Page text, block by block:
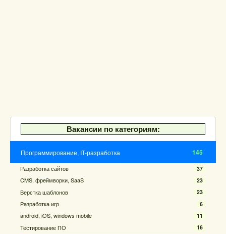
Вакансии по категориям:
Программирование, IT-разработка 145
Разработка сайтов 37
CMS, фреймворки, SaaS 23
Верстка шаблонов 23
Разработка игр 6
android, iOS, windows mobile 11
Тестирование ПО 16